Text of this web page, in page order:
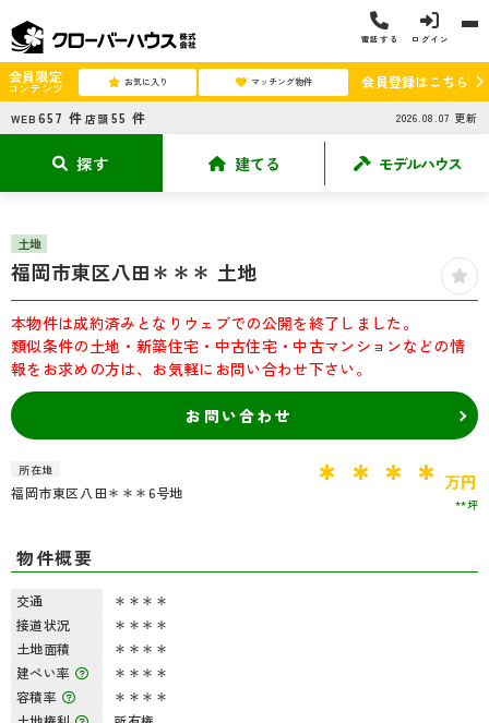
電話する ログイン
会員限定
コンテンツ お気に入り マッチング物件 会員登録はこちら
WEB 657 件 店頭 55 件 2026.08.07 更新
探す 建てる モデルハウス
土地
福岡市東区八田＊＊＊ 土地
本物件は成約済みとなりウェブでの公開を終了しました。
類似条件の土地・新築住宅・中古住宅・中古マンションなどの情
報をお求めの方は、お気軽にお問い合わせ下さい。
お問い合わせ
所在地
福岡市東区八田＊＊＊6号地 ＊＊＊＊ 万円
**坪
物件概要
交通
＊＊＊＊
接道状況
＊＊＊＊
土地面積
＊＊＊＊
建ぺい率
＊＊＊＊
容積率
＊＊＊＊